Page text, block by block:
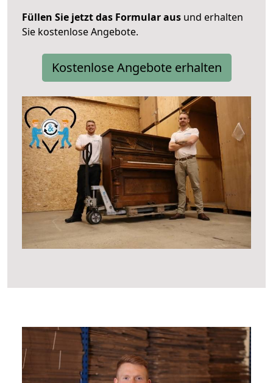
Füllen Sie jetzt das Formular aus und erhalten
Sie kostenlose Angebote.
Kostenlose Angebote erhalten